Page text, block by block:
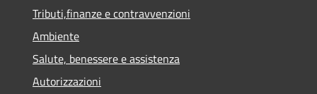
Tributi,finanze e contravvenzioni
Ambiente
Salute, benessere e assistenza
Autorizzazioni